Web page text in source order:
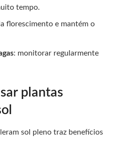
tempo.
florescimento e mantém o
: monitorar regularmente
plantas
sol pleno traz benefícios